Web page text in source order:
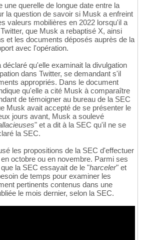
une querelle de longue date entre la
la question de savoir si Musk a enfreint
valeurs mobilières en 2022 lorsqu'il a
que Musk a rebaptisé X, ainsi
et les documents déposés auprès de la
avec l'opération.
qu'elle examinait la divulgation
dans Twitter, se demandant s'il
appropriés. Dans le document
qu'elle a cité Musk à comparaître
de témoigner au bureau de la SEC
Musk avait accepté de se présenter le
jours avant, Musk a soulevé
" et a dit à la SEC qu'il ne se
la SEC.
les propositions de la SEC d'effectuer
octobre ou en novembre. Parmi ses
la SEC essayait de le "harceler" et
de temps pour examiner les
pertinents contenus dans une
le mois dernier, selon la SEC.